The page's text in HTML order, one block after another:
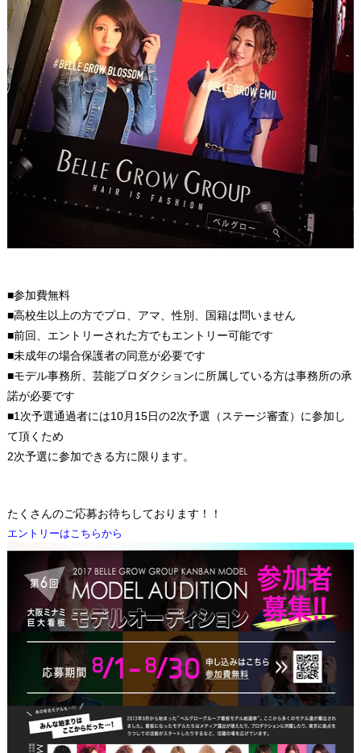
■参加費無料
■高校生以上の方でプロ、アマ、性別、国籍は問いません
■前回、エントリーされた方でもエントリー可能です
■未成年の場合保護者の同意が必要です
■モデル事務所、芸能プロダクションに所属している方は事務所の承
諾が必要です
■1次予選通過者には10月15日の2次予選（ステージ審査）に参加し
て頂くため
2次予選に参加できる方に限ります。
たくさんのご応募お待ちしております！！
エントリーはこちらから